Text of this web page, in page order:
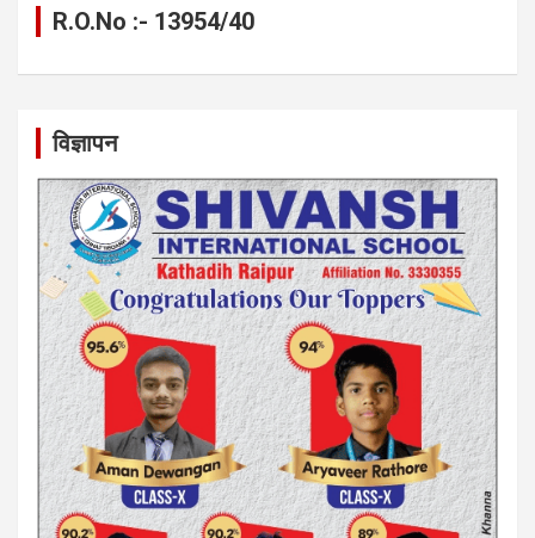
R.O.No :- 13954/40
विज्ञापन